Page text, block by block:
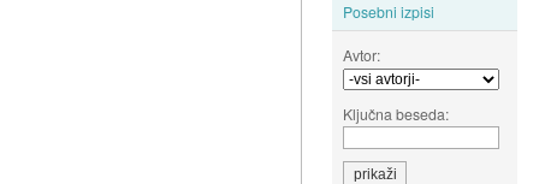
Posebni izpisi
Avtor:
Ključna beseda: